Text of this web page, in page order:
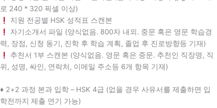
로 240 * 320 픽셀 이상)
지원 전공별 HSK 성적표 스캔본
자기소개서 파일 (양식없음. 800자 내외. 중문 혹은 영문 학습경
력, 장점, 신청 동기, 진학 후 학습 계획, 졸업 후 진로방향등 기재)
추천서 1부 스캔본 (양식없음. 영문 혹은 중문. 추천인 직장명, 직
위, 성명, 싸인, 연락처, 이메일 주소등 6개 항목 기재)
♦️ 2+2 과정 본과 입학 – HSK 4급 (없을 경우 사유서를 제출하면 입
학전까지 제출 연기 가능)